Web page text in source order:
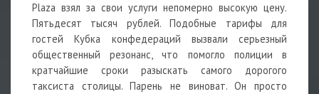
Plaza взял за свои услуги непомерно высокую цену.
Пятьдесят тысяч рублей. Подобные тарифы для
гостей Кубка конфедераций вызвали серьезный
общественный резонанс, что помогло полиции в
кратчайшие сроки разыскать самого дорогого
таксиста столицы. Парень не виноват. Он просто